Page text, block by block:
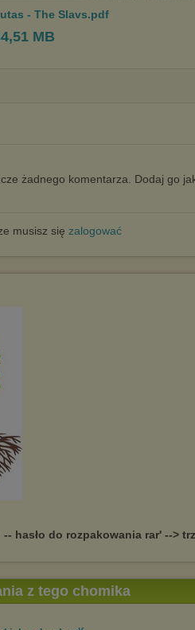
- The Slavs.pdf
MB
żadnego komentarza. Dodaj go
musisz się zalogować
hasło do rozpakowania rar' -->
z tego chomika